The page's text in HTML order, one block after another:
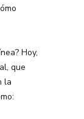
Hoy,
que
la